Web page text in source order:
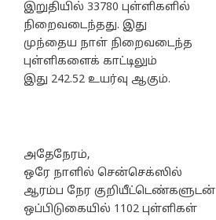
இறுதியில் 33780 புள்ளிகளில்
நிறைவடைந்தது. இது
முந்தைய நாள் நிறைவடைந்த
புள்ளிகளைக் காட்டிலும்
இது 242.52 உயர்வு ஆகும்.
அதேநேரம்,
ஒரே நாளில் சென்செக்ஸில்
ஆரம்ப நேர குறியீட்டெண்களுடன்
ஒப்பிடுகையில் 1102 புள்ளிகள்